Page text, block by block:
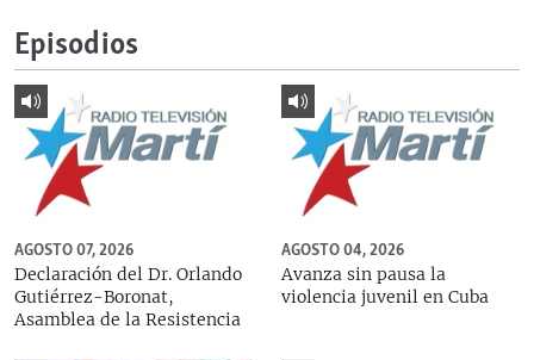
LOS SANTOS DE HIALEAH
DESINFORMACIÓN RUSA EN AMÉRICA LATINA
LA INVASIÓN DE RUSIA A UCRANIA
Episodios
AGOSTO 07, 2026
Declaración del Dr. Orlando
Gutiérrez-Boronat,
Asamblea de la Resistencia
AGOSTO 04, 2026
Avanza sin pausa la
violencia juvenil en Cuba